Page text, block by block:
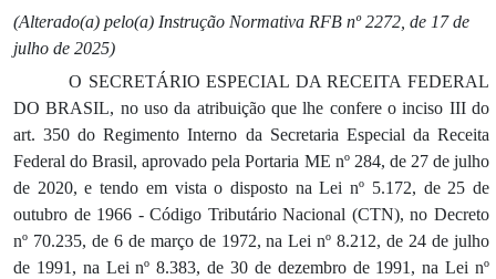
(Alterado(a) pelo(a) Instrução Normativa RFB nº 2272, de 17 de
julho de 2025)
O SECRETÁRIO ESPECIAL DA RECEITA FEDERAL
DO BRASIL, no uso da atribuição que lhe confere o inciso III do
art. 350 do Regimento Interno da Secretaria Especial da Receita
Federal do Brasil, aprovado pela Portaria ME nº 284, de 27 de julho
de 2020, e tendo em vista o disposto na Lei nº 5.172, de 25 de
outubro de 1966 - Código Tributário Nacional (CTN), no Decreto
nº 70.235, de 6 de março de 1972, na Lei nº 8.212, de 24 de julho
de 1991, na Lei nº 8.383, de 30 de dezembro de 1991, na Lei nº